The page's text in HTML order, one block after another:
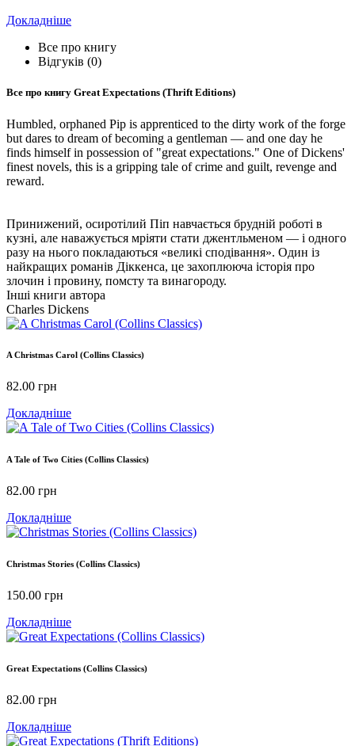
Докладніше
Все про книгу
Відгуків (0)
Все про книгу Great Expectations (Thrift Editions)
Humbled, orphaned Pip is apprenticed to the dirty work of the forge
but dares to dream of becoming a gentleman ― and one day he
finds himself in possession of "great expectations." One of Dickens'
finest novels, this is a gripping tale of crime and guilt, revenge and
reward.
Принижений, осиротілий Піп навчається брудній роботі в
кузні, але наважується мріяти стати джентльменом — і одного
разу на нього покладаються «великі сподівання». Один із
найкращих романів Діккенса, це захоплююча історія про
злочин і провину, помсту та винагороду.
Інші книги автора
Charles Dickens
A Christmas Carol (Collins Classics)
82.00 грн
Докладніше
A Tale of Two Cities (Collins Classics)
82.00 грн
Докладніше
Christmas Stories (Collins Classics)
150.00 грн
Докладніше
Great Expectations (Collins Classics)
82.00 грн
Докладніше